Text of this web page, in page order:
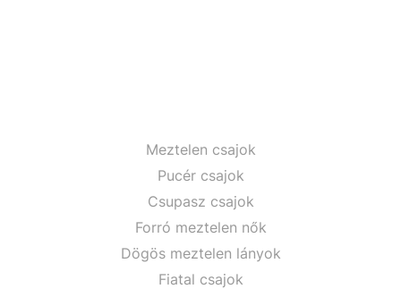
Meztelen csajok
Pucér csajok
Csupasz csajok
Forró meztelen nők
Dögös meztelen lányok
Fiatal csajok